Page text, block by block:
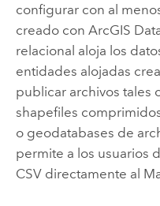
configurar con al
creado con ArcGIS
relacional aloja los
entidades alojadas
publicar archivos tales
shapefiles
o geodatabases de
permite a los usuarios
CSV directamente al